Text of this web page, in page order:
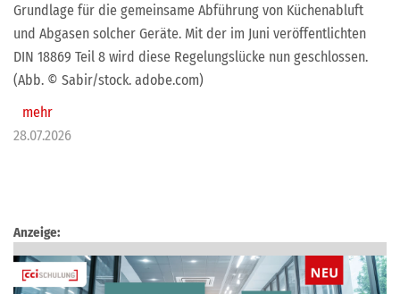
Grundlage für die gemeinsame Abführung von Küchenabluft
und Abgasen solcher Geräte. Mit der im Juni veröffentlichten
DIN 18869 Teil 8 wird diese Regelungslücke nun geschlossen.
(Abb. © Sabir/stock. adobe.com)
mehr
28.07.2026
Anzeige: